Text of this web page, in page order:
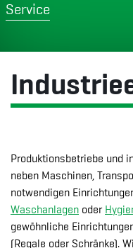
Service
Produktionsbetriebe und
neben Maschinen,
notwendigen
Waschanlagen oder
gewöhnliche
(Regale oder Schränke).